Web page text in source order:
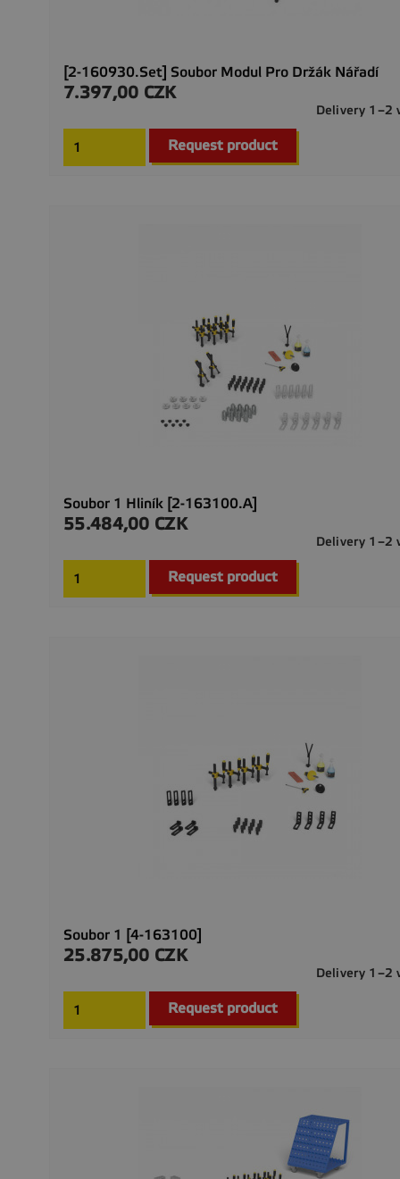
[2-160930.Set] Soubor Modul Pro Držák Nářadí
Preis
7.397,00 CZK
Delivery 1–2
Request product
Soubor 1 Hliník [2-163100.A]
Preis
55.484,00 CZK
Delivery 1–2
Request product
Soubor 1 [4-163100]
Preis
25.875,00 CZK
Delivery 1–2
Request product